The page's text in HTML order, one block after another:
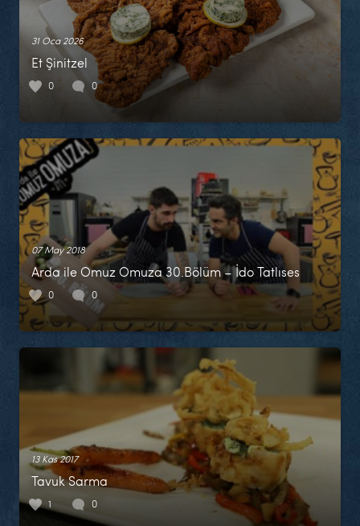
31 Oca 2026
Et Şinitzel
0 0
07 May 2018
Arda ile Omuz Omuza 30.Bölüm – İdo Tatlıses
0 0
13 Kas 2017
Tavuk Sarma
1 0